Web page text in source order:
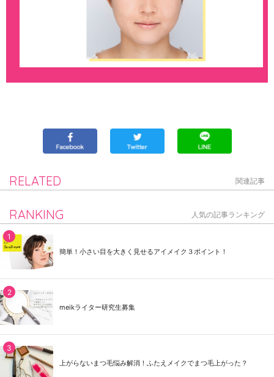
RELATED 関連記事
RANKING 人気の記事ランキング
簡単！小さい目を大きく見せるアイメイク３ポイント！
meikライター研究生募集
上がらないまつ毛悩み解消！ふたえメイクでまつ毛上がった？